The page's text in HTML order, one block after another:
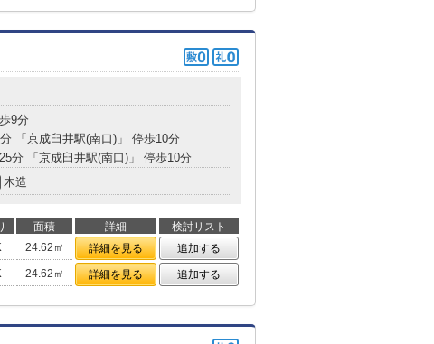
9分
「京成臼井駅(南口)」 停歩10分
分 「京成臼井駅(南口)」 停歩10分
木造
面積 詳細
検討リスト
24.62㎡ 詳細を見る
追加する
24.62㎡ 詳細を見る 追加する